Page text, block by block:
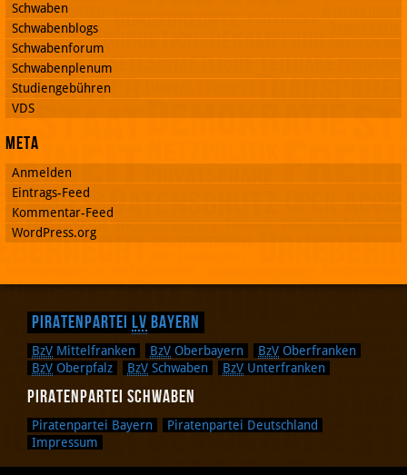
Schwaben
Schwabenblogs
Schwabenforum
Schwabenplenum
Studiengebühren
VDS
Meta
Anmelden
Eintrags-Feed
Kommentar-Feed
WordPress.org
Piratenpartei LV Bayern
BzV Mittelfranken BzV Oberbayern BzV Oberfranken
BzV Oberpfalz BzV Schwaben BzV Unterfranken
Piratenpartei Schwaben
Piratenpartei Bayern
Piratenpartei Deutschland
Impressum